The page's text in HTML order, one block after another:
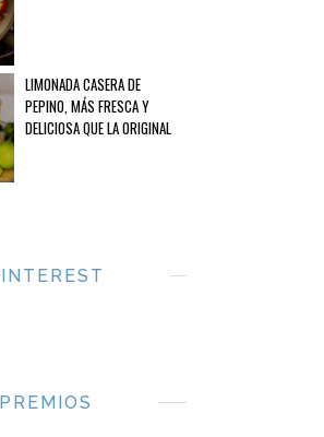
LIMONADA CASERA DE
PEPINO, MÁS FRESCA Y
DELICIOSA QUE LA ORIGINAL
PREMIOS